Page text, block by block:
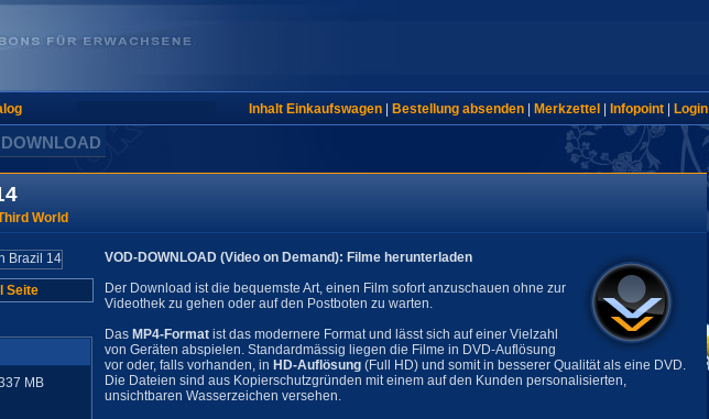
Inhalt Einkaufswagen| Bestellung absenden| Merkzettel Infopoint| Login
World
Seite
MB
VOD-DOWNLOAD (Video on Demand): Filme herunterladen
Der Download ist die bequemste Art, einen Film sofort anzuschauen ohne zur
Videothek zu gehen oder auf den Postboten zu warten.
Das MP4-Format ist das modernere Format und lässt sich auf einer Vielzahl
von Geräten abspielen. Standardmässig liegen die Filme in DVD-Auflösung
vor oder, falls vorhanden, in HD-Auflösung (Full HD) und somit in besserer Qualität als eine DVD.
Die Dateien sind aus Kopierschutzgründen mit einem auf den Kunden personalisierten,
unsichtbaren Wasserzeichen versehen.